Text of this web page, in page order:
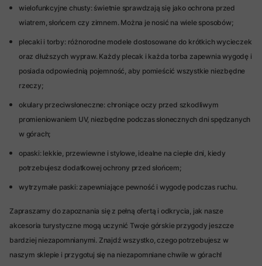
wielofunkcyjne chusty: świetnie sprawdzają się jako ochrona przed
wiatrem, słońcem czy zimnem. Można je nosić na wiele sposobów;
plecaki i torby: różnorodne modele dostosowane do krótkich wycieczek
oraz dłuższych wypraw. Każdy plecak i każda torba zapewnia wygodę i
posiada odpowiednią pojemność, aby pomieścić wszystkie niezbędne
rzeczy;
okulary przeciwsłoneczne: chroniące oczy przed szkodliwym
promieniowaniem UV, niezbędne podczas słonecznych dni spędzanych
w górach;
opaski: lekkie, przewiewne i stylowe, idealne na ciepłe dni, kiedy
potrzebujesz dodatkowej ochrony przed słońcem;
wytrzymałe paski: zapewniające pewność i wygodę podczas ruchu.
Zapraszamy do zapoznania się z pełną ofertą i odkrycia, jak nasze
akcesoria turystyczne mogą uczynić Twoje górskie przygody jeszcze
bardziej niezapomnianymi. Znajdź wszystko, czego potrzebujesz w
naszym sklepie i przygotuj się na niezapomniane chwile w górach!